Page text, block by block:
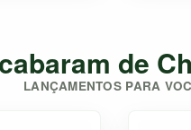
de
LANÇAMENTOS PARA